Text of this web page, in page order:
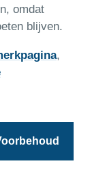
omdat
blijven.
,